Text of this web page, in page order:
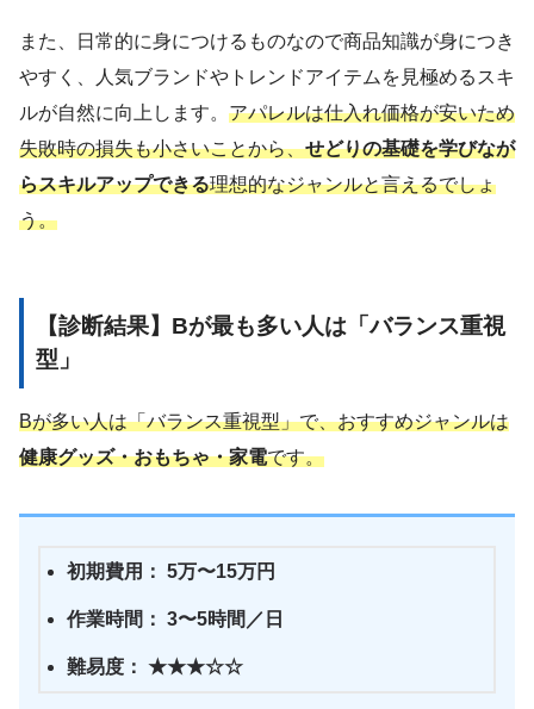
また、日常的に身につけるものなので商品知識が身につき
やすく、人気ブランドやトレンドアイテムを見極めるスキ
ルが自然に向上します。 アパレルは仕入れ価格が安いため
失敗時の損失も小さいことから、せどりの基礎を学びなが
らスキルアップできる理想的なジャンルと言えるでしょ
う。
【診断結果】Bが最も多い人は「バランス重視
型」
Bが多い人は「バランス重視型」で、おすすめジャンルは
健康グッズ・おもちゃ・家電です。
初期費用： 5万〜15万円
作業時間： 3〜5時間／日
難易度： ★★★☆☆